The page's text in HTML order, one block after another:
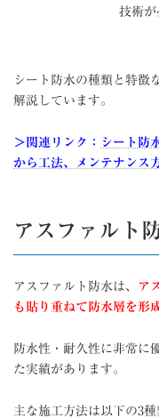
技術が
シート防水の種類と特徴
解説しています。
＞関連リンク： シート防
から工法、メンテナンス
アスファルト
アスファルト防水は、
ア
も貼り重ねて防水層を形
防水性・耐久性に非常に
た実績があります。
主な施工方法は以下の3種